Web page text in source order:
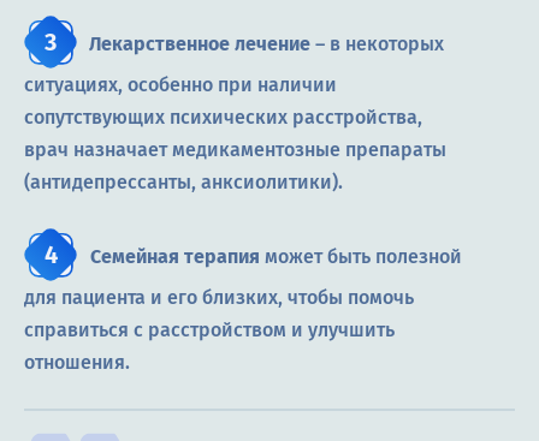
Лекарственное лечение – в некоторых
ситуациях, особенно при наличии
сопутствующих психических расстройства,
врач назначает медикаментозные препараты
(антидепрессанты, анксиолитики).
Семейная терапия может быть полезной
для пациента и его близких, чтобы помочь
справиться с расстройством и улучшить
отношения.